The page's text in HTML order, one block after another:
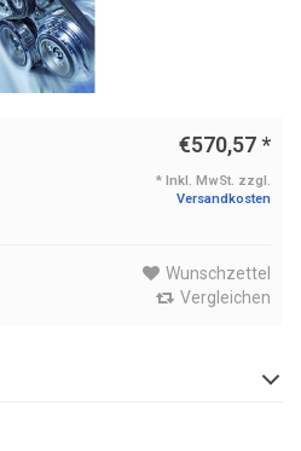
€570,57*
* Inkl. MwSt. zzgl.
Versandkosten
Wunschzettel
Vergleichen